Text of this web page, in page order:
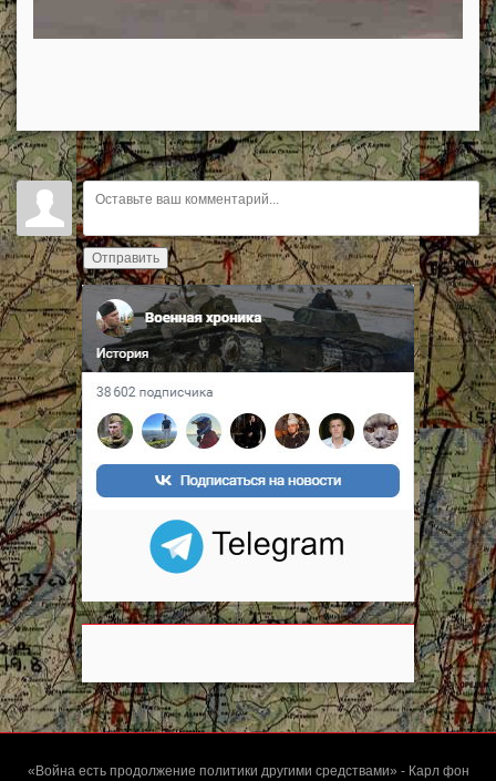
Отправить
«Война есть продолжение политики другими средствами» - Карл фон